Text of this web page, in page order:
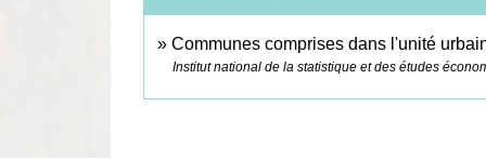
Communes comprises dans l'unité
Institut national de la statistique et des études